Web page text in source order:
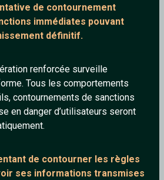
de contournement
immédiates pouvant
définitif.
renforcée surveille
Tous les comportements
contournements de sanctions
en danger d’utilisateurs seront
de contourner les règles
ses informations transmises
Canelle
42 ans